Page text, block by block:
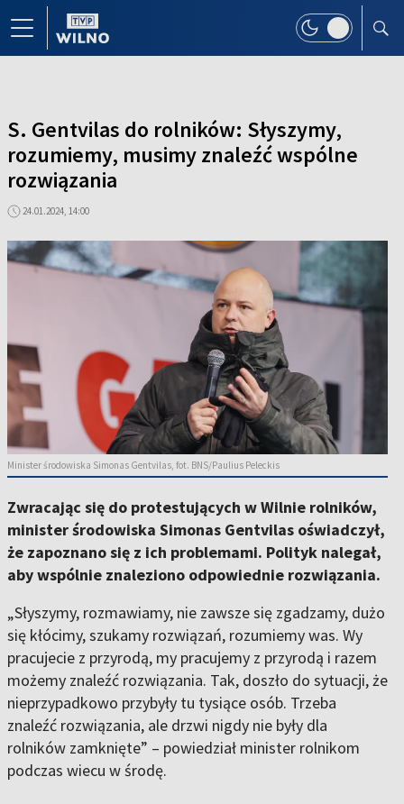
S. Gentvilas do rolników: Słyszymy,
rozumiemy, musimy znaleźć wspólne
rozwiązania
24.01.2024, 14:00
Minister środowiska Simonas Gentvilas, fot. BNS/Paulius Peleckis
Zwracając się do protestujących w Wilnie rolników,
minister środowiska Simonas Gentvilas oświadczył,
że zapoznano się z ich problemami. Polityk nalegał,
aby wspólnie znaleziono odpowiednie rozwiązania.
„Słyszymy, rozmawiamy, nie zawsze się zgadzamy, dużo
się kłócimy, szukamy rozwiązań, rozumiemy was. Wy
pracujecie z przyrodą, my pracujemy z przyrodą i razem
możemy znaleźć rozwiązania. Tak, doszło do sytuacji, że
nieprzypadkowo przybyły tu tysiące osób. Trzeba
znaleźć rozwiązania, ale drzwi nigdy nie były dla
rolników zamknięte” – powiedział minister rolnikom
podczas wiecu w środę.